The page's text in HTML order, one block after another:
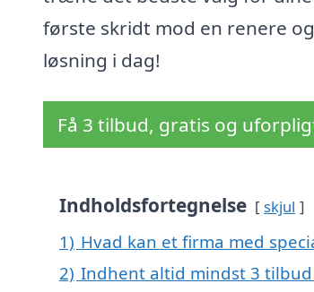
første skridt mod en renere
løsning i dag!
Få 3 tilbud, gratis og
Indholdsfortegnelse skjul
1) Hvad kan et firma med
2) Indhent altid mindst 3